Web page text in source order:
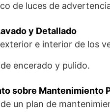
de luces de
y Detallado
e interior de los
encerado y pulido.
sobre Mantenimiento
un plan de